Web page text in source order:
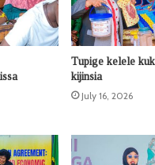
Tupige kelele
kijinsia
July 16, 2026